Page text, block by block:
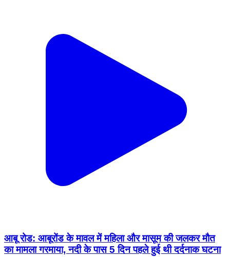
आबू रोड: आबूरोंड के मावल में महिला और मासूम की जलकर मौत
का मामला गरमाया, नदी के पास 5 दिन पहले हुई थी दर्दनाक घटना